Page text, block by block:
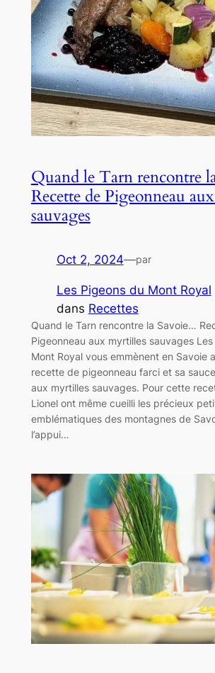
Quand le Tarn rencontre
Recette de Pigeonneau
sauvages
Oct 2, 2024—par
Les Pigeons du Mont Royal
dans Recettes
Quand le Tarn rencontre la Savoie…
Pigeonneau aux myrtilles sauvages
Mont Royal vous emmènent en Savoie
recette de pigeonneau farci et sa
aux myrtilles sauvages. Pour cette
Lionel ont même cueilli les précieux
emblématiques des montagnes de
l’appui…